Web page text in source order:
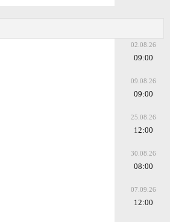
02.08.26
09:00
09.08.26
09:00
25.08.26
12:00
30.08.26
08:00
07.09.26
12:00